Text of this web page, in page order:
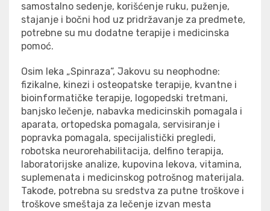
samostalno sedenje, korišćenje ruku, puženje,
stajanje i bočni hod uz pridržavanje za predmete,
potrebne su mu dodatne terapije i medicinska
pomoć.
Osim leka „Spinraza“, Jakovu su neophodne:
fizikalne, kinezi i osteopatske terapije, kvantne i
bioinformatičke terapije, logopedski tretmani,
banjsko lečenje, nabavka medicinskih pomagala i
aparata, ortopedska pomagala, servisiranje i
popravka pomagala, specijalistički pregledi,
robotska neurorehabilitacija, delfino terapija,
laboratorijske analize, kupovina lekova, vitamina,
suplemenata i medicinskog potrošnog materijala.
Takođe, potrebna su sredstva za putne troškove i
troškove smeštaja za lečenje izvan mesta